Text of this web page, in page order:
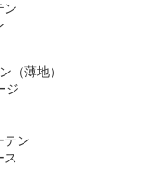
ン
（薄地）
ジ
テン
ス